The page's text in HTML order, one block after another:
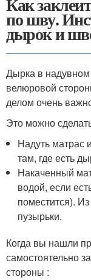
по шву.
дырок и
Дырка в
велюровой
делом очень
Это можно
Надуть матрас
там, где есть
Накаченный
водой, если
поместится).
пузырьки.
Когда вы нашли
самостоятельно
стороны :